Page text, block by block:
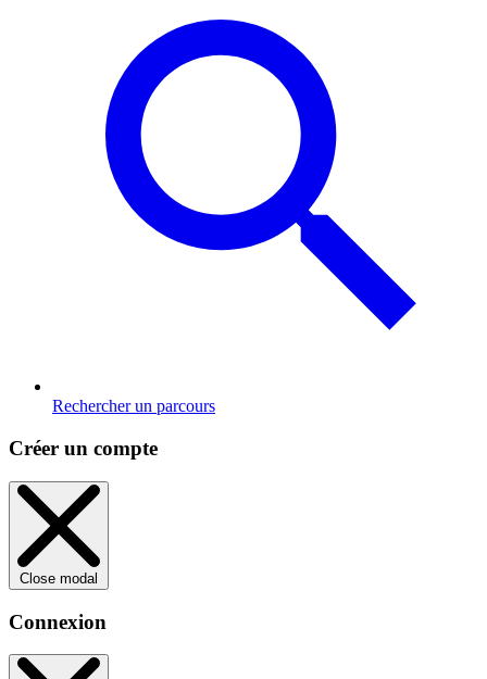
Rechercher un parcours
Créer un compte
Close modal
Connexion